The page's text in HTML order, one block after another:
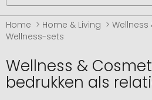
Home Home & Living
Wellness-sets
Wellness &
bedrukken als